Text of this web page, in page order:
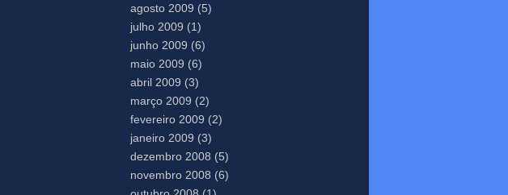
agosto 2009 (5)
julho 2009 (1)
junho 2009 (6)
maio 2009 (6)
abril 2009 (3)
março 2009 (2)
fevereiro 2009 (2)
janeiro 2009 (3)
dezembro 2008 (5)
novembro 2008 (6)